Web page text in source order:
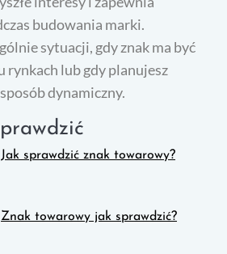
budowania marki.
sytuacji, gdy znak ma być
rynkach lub gdy planujesz
dynamiczny.
Jak sprawdzić znak towarowy?
Znak towarowy jak sprawdzić?